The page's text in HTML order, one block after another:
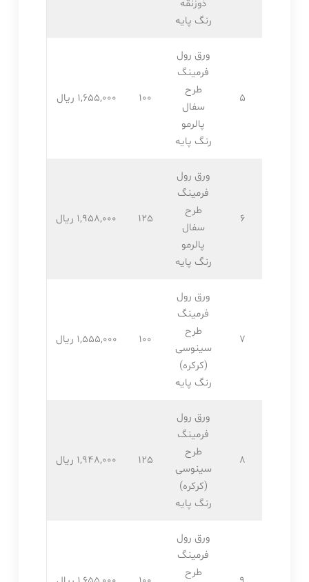
ذوزنقه
رنگ پایه
5
ورق رول
فرمینگ
طرح
سفال
پالرمو
رنگ پایه
100 1,655,۰۰۰ ریال
6
ورق رول
فرمینگ
طرح
سفال
پالرمو
رنگ پایه
125 1,958,۰۰۰ ریال
7
ورق رول
فرمینگ
طرح
سینوسی
(کرکره)
رنگ پایه
100 1,555,۰۰۰ ریال
8
ورق رول
فرمینگ
طرح
سینوسی
(کرکره)
رنگ پایه
125 1,948,۰۰۰ ریال
ورق رول
فرمینگ
طرح